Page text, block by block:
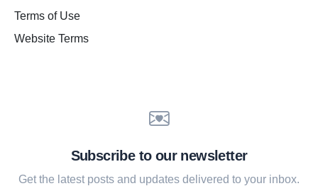
Terms of Use
Website Terms
Subscribe to our newsletter
Get the latest posts and updates delivered to your inbox.